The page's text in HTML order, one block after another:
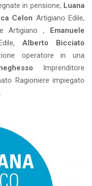
in pensione, Luana
Celon Artigiano Edile,
Artigiano ,
Emanuele
Alberto Bicciato
operatore in una
Imprenditore
Ragioniere impiegato